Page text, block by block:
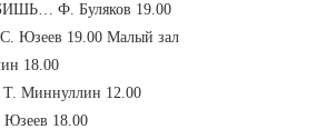
Ф. Буляков 19.00
19.00 Малый зал
18.00
Миннуллин 12.00
18.00